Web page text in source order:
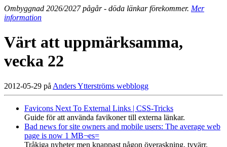
Ombyggnad 2026/2027 pågår - döda länkar förekommer. Mer
information
Värt att uppmärksamma,
vecka 22
2012-05-29 på Anders Ytterströms webblogg
Favicons Next To External Links | CSS-Tricks
Guide för att använda favikoner till externa länkar.
Bad news for site owners and mobile users: The average web
page is now 1 MB¬es=
Tråkiga nyheter men knappast någon överaskning, tyvärr.